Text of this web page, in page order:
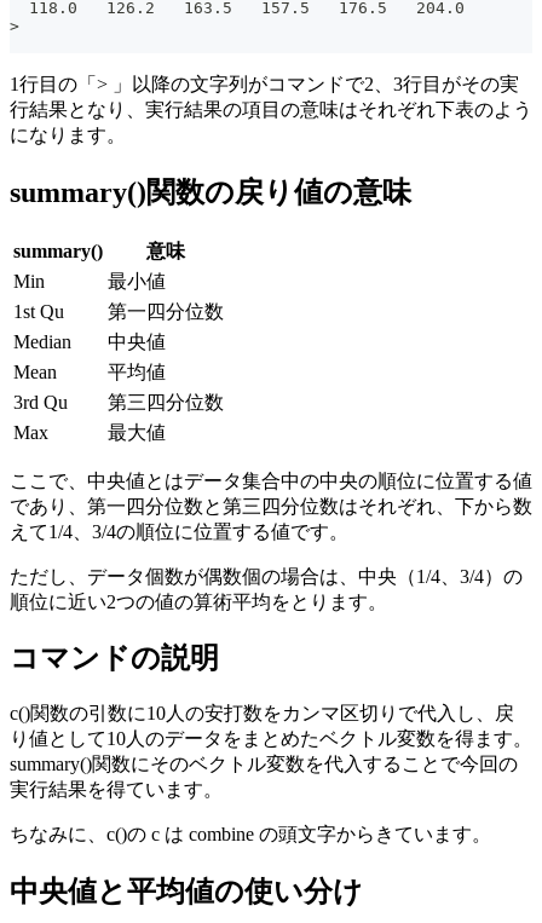
  118.0   126.2   163.5   157.5   176.5   204.0
>
1行目の「> 」以降の文字列がコマンドで2、3行目がその実
行結果となり、実行結果の項目の意味はそれぞれ下表のよう
になります。
summary()関数の戻り値の意味
summary()
意味
Min
最小値
1st Qu
第一四分位数
Median
中央値
Mean
平均値
3rd Qu
第三四分位数
Max
最大値
ここで、中央値とはデータ集合中の中央の順位に位置する値
であり、第一四分位数と第三四分位数はそれぞれ、下から数
えて1/4、3/4の順位に位置する値です。
ただし、データ個数が偶数個の場合は、中央（1/4、3/4）の
順位に近い2つの値の算術平均をとります。
コマンドの説明
c()関数の引数に10人の安打数をカンマ区切りで代入し、戻
り値として10人のデータをまとめたベクトル変数を得ます。
summary()関数にそのベクトル変数を代入することで今回の
実行結果を得ています。
ちなみに、c()の c は combine の頭文字からきています。
中央値と平均値の使い分け